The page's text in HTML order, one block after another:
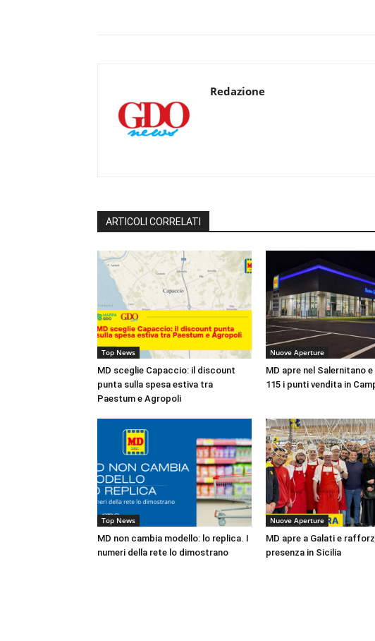
Redazione
ARTICOLI CORRELATI
Top News
MD sceglie Capaccio: il discount
punta sulla spesa estiva tra
Paestum e Agropoli
Nuove Aperture
MD apre nel Salernitano
115 i punti vendita in
Top News
MD non cambia modello: lo replica. I
numeri della rete lo dimostrano
Nuove Aperture
MD apre a Galati e
presenza in Sicilia